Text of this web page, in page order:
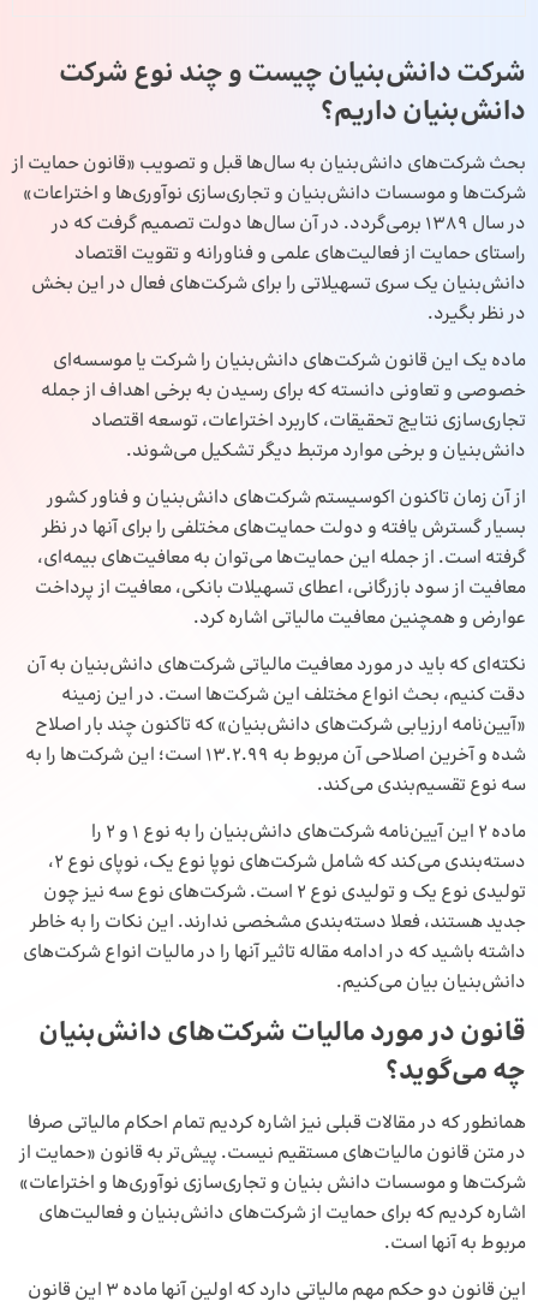
شرکت دانش‌بنیان چیست و چند نوع شرکت
دانش‌بنیان داریم؟
بحث شرکت‌های دانش‌بنیان به سال‌ها قبل و تصویب «قانونحمایت از
شرکت‌ها و موسسات دانش‌بنیان و تجاری‌سازی نوآوری‌ها و اختراعات»
در سال 1389 برمی‌گردد. در آن سال‌ها دولت تصمیم گرفت که در
راستای حمایت از فعالیت‌های علمی و فناورانه و تقویت اقتصاد
دانش‌بنیان یک سری تسهیلاتی را برای شرکت‌های فعال در این بخش
در نظر بگیرد.
ماده یک این قانون شرکت‌‌های دانش‌بنیان را شرکت یا موسسه‌ای
خصوصی و تعاونی دانسته که برای رسیدن به برخی اهداف از جمله
تجاری‌سازی نتایج تحقیقات، کاربرد اختراعات، توسعه اقتصاد
دانش‌بنیان و برخی موارد مرتبط دیگر تشکیل می‌شوند.
از آن زمان تاکنون اکوسیستم شرکت‌های دانش‌بنیان و فناور کشور
بسیار گسترش یافته و دولت حمایت‌های مختلفی را برای آنها در نظر
گرفته است. از جمله این حمایت‌ها می‌توان به معافیت‌های بیمه‌ای،
معافیت از سود بازرگانی، اعطای تسهیلات بانکی، معافیت از پرداخت
عوارض و همچنین معافیت مالیاتی اشاره کرد.
نکته‌ای که باید در مورد معافیت مالیاتی شرکت‌های دانش‌بنیان به آن
دقت کنیم، بحث انواع مختلف این شرکت‌ها است. در این زمینه
«آیین‌نامه ارزیابی شرکت‌های دانش‌بنیان» که تاکنون چند بار اصلاح
شده و آخرین اصلاحی آن مربوط به 13.2.99 است؛ این شرکت‌ها را به
سه نوع تقسیم‌بندی می‌کند.
ماده 2 این آیین‌نامه شرکت‌های دانش‌بنیان را به نوع 1 و 2 را
دسته‌بندی می‌کند که شامل شرکت‌های نوپا نوع یک، نوپای نوع 2،
تولیدی نوع یک و تولیدی نوع 2 است. شرکت‌های نوع سه نیز چون
جدید هستند، فعلا دسته‌بندی مشخصی ندارند. این نکات را به خاطر
داشته باشید که در ادامه مقاله تاثیر آنها را در مالیات انواع شرکت‌های
دانش‌بنیان بیان می‌کنیم.
قانون در مورد مالیات شرکت‌های دانش‌بنیان
چه می‌گوید؟
همانطور که در مقالات قبلی نیز اشاره کردیم تمام احکام مالیاتی صرفا
در متن قانون مالیات‌های مستقیم نیست. پیش‌تر به قانون «حمایت از
شرکت‌ها و موسسات دانش بنیان و تجاری‌سازی نوآوری‌ها و اختراعات»
اشاره کردیم که برای حمایت از شرکت‌های دانش‌بنیان و فعالیت‌های
مربوط به آنها است.
این قانون دو حکم مهم مالیاتی دارد که اولین آنها ماده 3 این قانون